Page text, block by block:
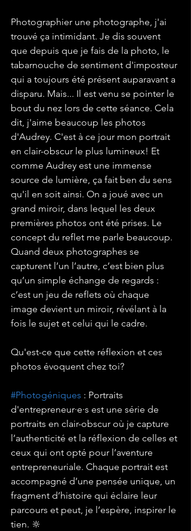
Photographier une photographe, j'ai
trouvé ça intimidant. Je dis souvent
que depuis que je fais de la photo, le
tabarnouche de sentiment d'imposteur
qui a toujours été présent auparavant a
disparu. Mais... Il est venu se pointer le
bout du nez lors de cette séance. Cela
dit, j'aime beaucoup les photos
d'Audrey. C'est à ce jour mon portrait
en clair-obscur le plus lumineux! Et
comme Audrey est une immense
source de lumière, ça fait ben du sens
qu'il en soit ainsi. On a joué avec un
grand miroir, dans lequel les deux
premières photos ont été prises. Le
concept du reflet me parle beaucoup.
Quand deux photographes se
capturent l’un l’autre, c’est bien plus
qu’un simple échange de regards :
c’est un jeu de reflets où chaque
image devient un miroir, révélant à la
fois le sujet et celui qui le cadre.
Qu'est-ce que cette réflexion et ces
photos évoquent chez toi?
#Photogéniques : Portraits
d'entrepreneur·e·s est une série de
portraits en clair-obscur où je capture
l’authenticité et la réflexion de celles et
ceux qui ont opté pour l’aventure
entrepreneuriale. Chaque portrait est
accompagné d’une pensée unique, un
fragment d’histoire qui éclaire leur
parcours et peut, je l’espère, inspirer le
tien. 🔆